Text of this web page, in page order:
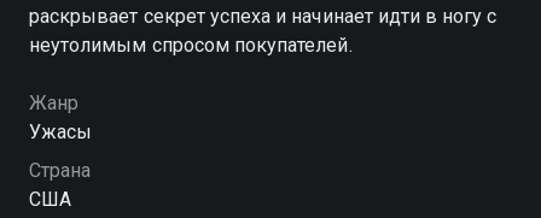
раскрывает секрет успеха и начинает идти в ногу с
неутолимым спросом покупателей.
Жанр
Ужасы
Страна
США